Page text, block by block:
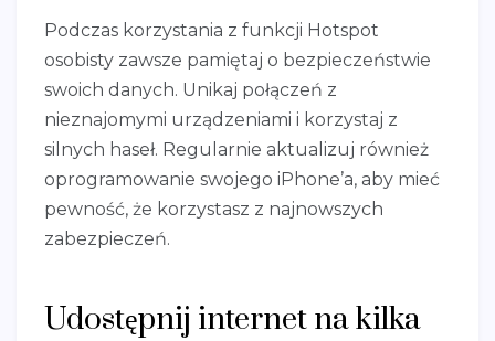
Podczas korzystania z funkcji Hotspot
osobisty zawsze pamiętaj o bezpieczeństwie
swoich danych. Unikaj połączeń z
nieznajomymi urządzeniami i korzystaj z
silnych haseł. Regularnie aktualizuj również
oprogramowanie swojego iPhone’a, aby mieć
pewność, że korzystasz z najnowszych
zabezpieczeń.
Udostępnij internet na kilka